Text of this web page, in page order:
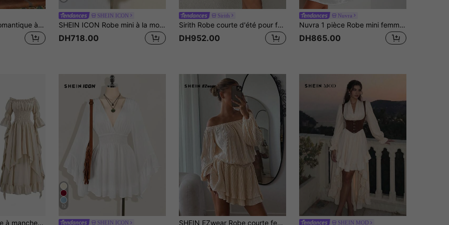
Aloruh Robe mini romantique à manches longues, taille cintrée, épaules dénudées, style doux et épicé, ourlet évasé. Coupe flatteuse, pour l'automne/l'hiver
SHEIN ICON
SHEIN ICON Robe mini à la mode avec épaules dénudées, manches longues et volants, couleur unie pour femmes
DH718.00
Sirith
Sirith Robe courte d'été pour femme, style minimaliste français, décontractée et élégante, polyvalente et sexy, épaules dénudées, en mousseline transparente, coupe ample et flatteuse, taille marquée, ligne A, longueur genou, abricot beige, pour les vacances
DH952.00
Nuvra
Nuvra 1 pièce Robe mini femme avec épaules dénudées et lien à la taille, manches longues, jupe en satin
DH865.00
Robe maxi élégante à manches évasées et épaules dénudées, taille froncée, style médiéval, couleur unie, pour le printemps
12
SHEIN ICON SHEIN EZwear Robe courte femme en satin brillant de couleur unie, style décontracté pour les vacances ou les fêtes. Épaule dénudée, manches bouffantes, taille élastique, volants multicouches, ourlet asymétrique SHEIN MOD